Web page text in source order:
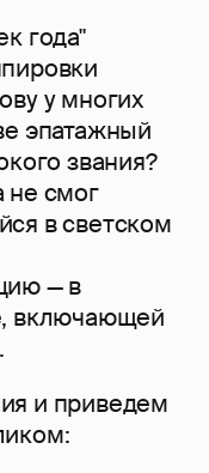
года"
у многих
эпатажный
звания?
не смог
в светском
— в
включающей
и приведем